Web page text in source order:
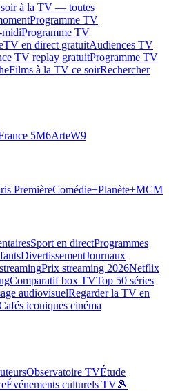
à la TV — toutes
Programme TV
midiProgramme TV
TV en direct gratuitAudiences TV
TV replay gratuitProgramme TV
Films à la TV ce soirRechercher
5M6ArteW9
PremièreComédie+Planète+MCM
Sport en directProgrammes
DivertissementJournaux
Prix streaming 2026Netflix
Comparatif box TVTop 50 séries
audiovisuelRegarder la TV en
iconiques cinéma
Observatoire TVÉtude
Événements culturels TV🎾